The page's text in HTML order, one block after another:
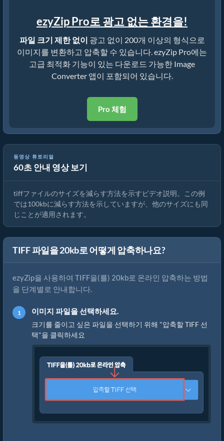
ezyZip Pro로 광고 없는 환경을!
파일 크기 제한 없이 광고 없이 200개 이상의 형식으로
이미지를 변환하고 압축할 수 있습니다. ezyZip Pro에는
고급 최적화 기능이 있는 다운로드 가능한 Image
Converter 앱이 포함되어 있습니다.
Pro 체험
동영상 튜토리얼
60초 안내 영상 보기
オンラインで画像のサイズを縮小する方法
tiffファイルのサイズを減らす方法を示すビデオ説明。この例
では100kbに減らす方法を示していますが、他のサイズにも同
じことが適用されます。
TIFF 파일을 20kb로 어떻게 압축하나요?
ezyZip을 사용하여 TIFF을(를) 20kb로 온라인 압축하는 방법
을 단계별로 안내합니다.
이미지 파일을 선택하세요.
크기를 줄이고 싶은 파일을 선택하기 위해 "압축할 TIFF 선
택"을 클릭하세요